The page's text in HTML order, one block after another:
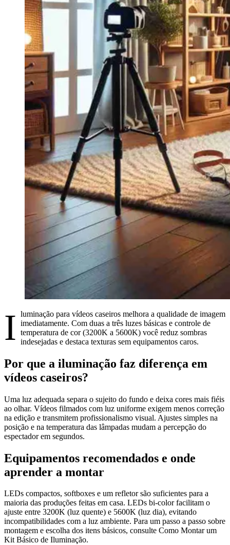
I luminação para vídeos caseiros melhora a qualidade de imagem
imediatamente. Com duas a três luzes básicas e controle de
temperatura de cor (3200K a 5600K) você reduz sombras
indesejadas e destaca texturas sem equipamentos caros.
Por que a iluminação faz diferença em
vídeos caseiros?
Uma luz adequada separa o sujeito do fundo e deixa cores mais fiéis
ao olhar. Vídeos filmados com luz uniforme exigem menos correção
na edição e transmitem profissionalismo visual. Ajustes simples na
posição e na temperatura das lâmpadas mudam a percepção do
espectador em segundos.
Equipamentos recomendados e onde
aprender a montar
LEDs compactos, softboxes e um refletor são suficientes para a
maioria das produções feitas em casa. LEDs bi-color facilitam o
ajuste entre 3200K (luz quente) e 5600K (luz dia), evitando
incompatibilidades com a luz ambiente. Para um passo a passo sobre
montagem e escolha dos itens básicos, consulte Como Montar um
Kit Básico de Iluminação.